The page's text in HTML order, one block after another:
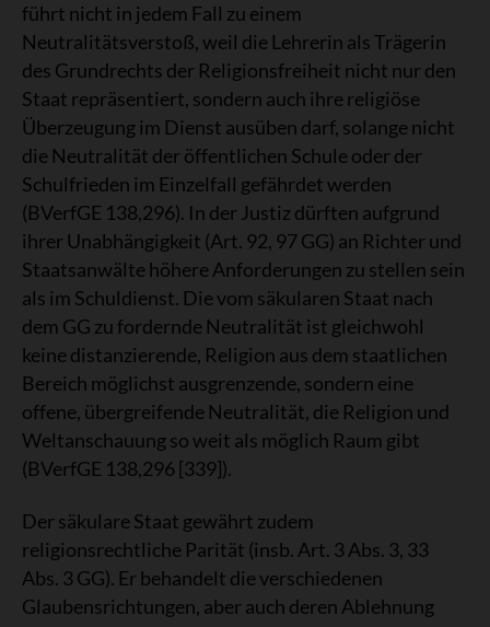
führt nicht in jedem Fall zu einem
Neutralitätsverstoß, weil die Lehrerin als Trägerin
des Grundrechts der Religionsfreiheit nicht nur den
Staat repräsentiert, sondern auch ihre religiöse
Überzeugung im Dienst ausüben darf, solange nicht
die Neutralität der öffentlichen Schule oder der
Schulfrieden im Einzelfall gefährdet werden
(BVerfGE 138,296). In der Justiz dürften aufgrund
ihrer Unabhängigkeit (Art. 92, 97 GG) an Richter und
Staatsanwälte höhere Anforderungen zu stellen sein
als im Schuldienst. Die vom säkularen Staat nach
dem GG zu fordernde Neutralität ist gleichwohl
keine distanzierende, Religion aus dem staatlichen
Bereich möglichst ausgrenzende, sondern eine
offene, übergreifende Neutralität, die Religion und
Weltanschauung so weit als möglich Raum gibt
(BVerfGE 138,296 [339]).
Der säkulare Staat gewährt zudem
religionsrechtliche Parität (insb. Art. 3 Abs. 3, 33
Abs. 3 GG). Er behandelt die verschiedenen
Glaubensrichtungen, aber auch deren Ablehnung